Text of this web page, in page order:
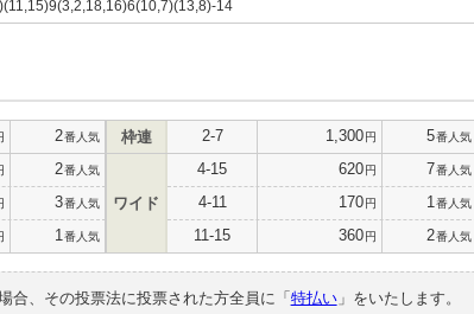
14
2番人気
2番人気
3番人気
1 番人気
枠連 2-7 1,300円 5番人気
ワイド
4-15 620円 7番人気
4-11 170円 1 番人気
11-15 360円 2番人気
合、その投票法に投票された方全員に「 特払い」をいたします。